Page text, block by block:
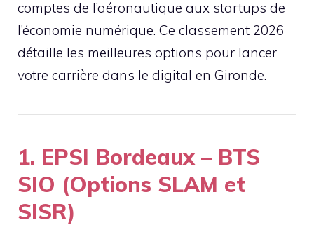
comptes de l’aéronautique aux startups de
l’économie numérique. Ce classement 2026
détaille les meilleures options pour lancer
votre carrière dans le digital en Gironde.
1. EPSI Bordeaux – BTS
SIO (Options SLAM et
SISR)